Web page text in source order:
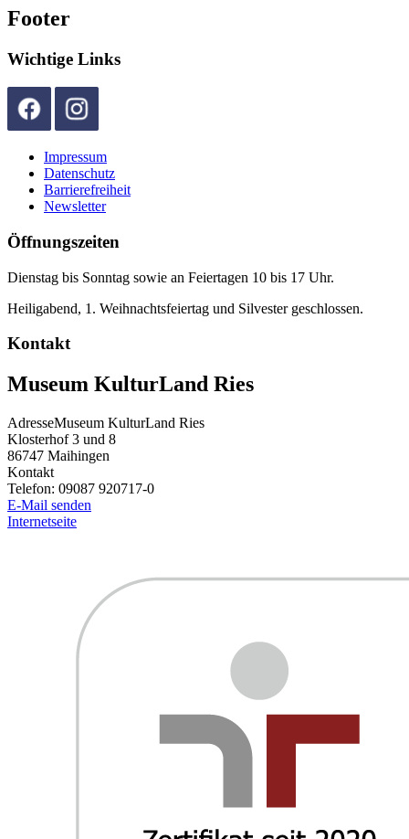
Footer
Wichtige Links
Impressum
Datenschutz
Barrierefreiheit
Newsletter
Öffnungszeiten
Dienstag bis Sonntag sowie an Feiertagen 10 bis 17 Uhr.
Heiligabend, 1. Weihnachtsfeiertag und Silvester geschlossen.
Kontakt
Museum KulturLand Ries
AdresseMuseum KulturLand Ries
Klosterhof 3 und 8
86747 Maihingen
Kontakt
Telefon: 09087 920717-0
E-Mail senden
Internetseite